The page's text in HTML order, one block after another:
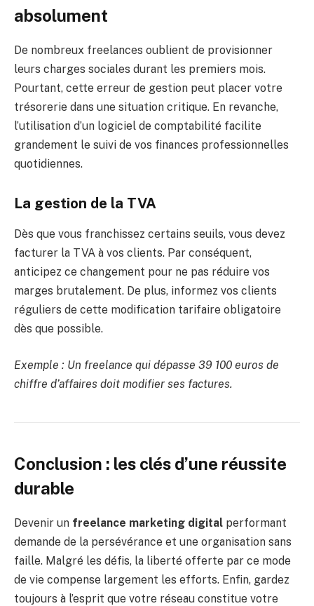
absolument
De nombreux freelances oublient de provisionner
leurs charges sociales durant les premiers mois.
Pourtant, cette erreur de gestion peut placer votre
trésorerie dans une situation critique. En revanche,
l’utilisation d’un logiciel de comptabilité facilite
grandement le suivi de vos finances professionnelles
quotidiennes.
La gestion de la TVA
Dès que vous franchissez certains seuils, vous devez
facturer la TVA à vos clients. Par conséquent,
anticipez ce changement pour ne pas réduire vos
marges brutalement. De plus, informez vos clients
réguliers de cette modification tarifaire obligatoire
dès que possible.
Exemple : Un freelance qui dépasse 39 100 euros de
chiffre d’affaires doit modifier ses factures.
Conclusion : les clés d’une réussite
durable
Devenir un freelance marketing digital performant
demande de la persévérance et une organisation sans
faille. Malgré les défis, la liberté offerte par ce mode
de vie compense largement les efforts. Enfin, gardez
toujours à l’esprit que votre réseau constitue votre